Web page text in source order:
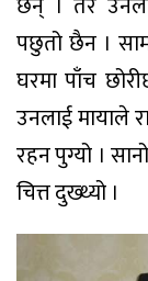
पछुतो छैन ।
घरमा पाँच
उनलाई मायाले
रहन पुग्यो ।
चित्त दुख्थ्यो ।